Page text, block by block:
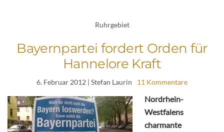
Ruhrgebiet
Bayernpartei fordert Orden für
Hannelore Kraft
6. Februar 2012 | Stefan Laurin 11 Kommentare
Nordrhein-
Westfalens
charmante